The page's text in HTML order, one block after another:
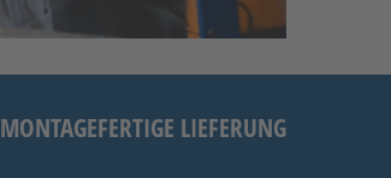
MONTAGEFERTIGE LIEFERUNG